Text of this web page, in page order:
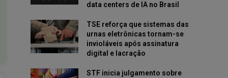
data centers de IA no Brasil
TSE reforça que sistemas das
urnas eletrônicas tornam-se
invioláveis após assinatura
digital e lacração
STF inicia julgamento sobre